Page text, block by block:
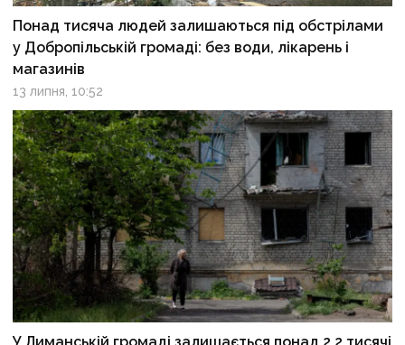
Понад тисяча людей залишаються під обстрілами
у Добропільській громаді: без води, лікарень і
магазинів
13 липня, 10:52